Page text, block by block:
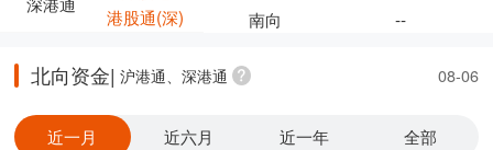
港股通(深)
南向
--
北向资金| 沪港通、深港通 08-06
近一月 近六月 近一年 全部